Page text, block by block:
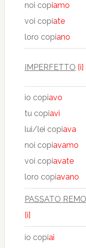
noi copiamo
voi copiate
loro copiano
IMPERFETTO [i]
io copiavo
tu copiavi
lui/lei copiava
noi copiavamo
voi copiavate
loro copiavano
PASSATO
[i]
io copiai